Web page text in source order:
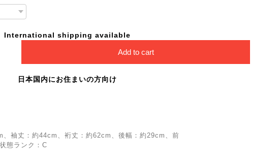
International shipping available
Add to cart
日本国内にお住まいの方向け
、袖丈：約44cm、裄丈：約62cm、後幅：約29cm、前
態ランク：C